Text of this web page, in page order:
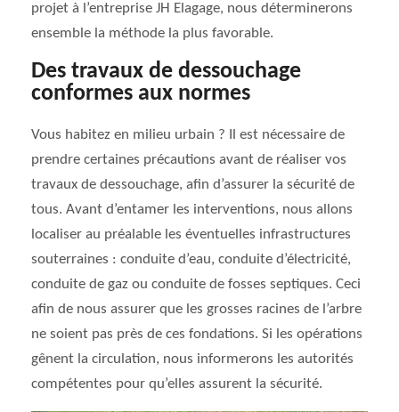
projet à l’entreprise JH Elagage, nous déterminerons
ensemble la méthode la plus favorable.
Des travaux de dessouchage
conformes aux normes
Vous habitez en milieu urbain ? Il est nécessaire de
prendre certaines précautions avant de réaliser vos
travaux de dessouchage, afin d’assurer la sécurité de
tous. Avant d’entamer les interventions, nous allons
localiser au préalable les éventuelles infrastructures
souterraines : conduite d’eau, conduite d’électricité,
conduite de gaz ou conduite de fosses septiques. Ceci
afin de nous assurer que les grosses racines de l’arbre
ne soient pas près de ces fondations. Si les opérations
gênent la circulation, nous informerons les autorités
compétentes pour qu’elles assurent la sécurité.